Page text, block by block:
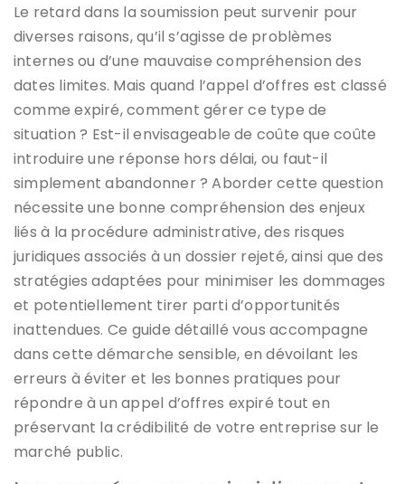
Le retard dans la soumission peut survenir pour
diverses raisons, qu’il s’agisse de problèmes
internes ou d’une mauvaise compréhension des
dates limites. Mais quand l’appel d’offres est classé
comme expiré, comment gérer ce type de
situation ? Est-il envisageable de coûte que coûte
introduire une réponse hors délai, ou faut-il
simplement abandonner ? Aborder cette question
nécessite une bonne compréhension des enjeux
liés à la procédure administrative, des risques
juridiques associés à un dossier rejeté, ainsi que des
stratégies adaptées pour minimiser les dommages
et potentiellement tirer parti d’opportunités
inattendues. Ce guide détaillé vous accompagne
dans cette démarche sensible, en dévoilant les
erreurs à éviter et les bonnes pratiques pour
répondre à un appel d’offres expiré tout en
préservant la crédibilité de votre entreprise sur le
marché public.